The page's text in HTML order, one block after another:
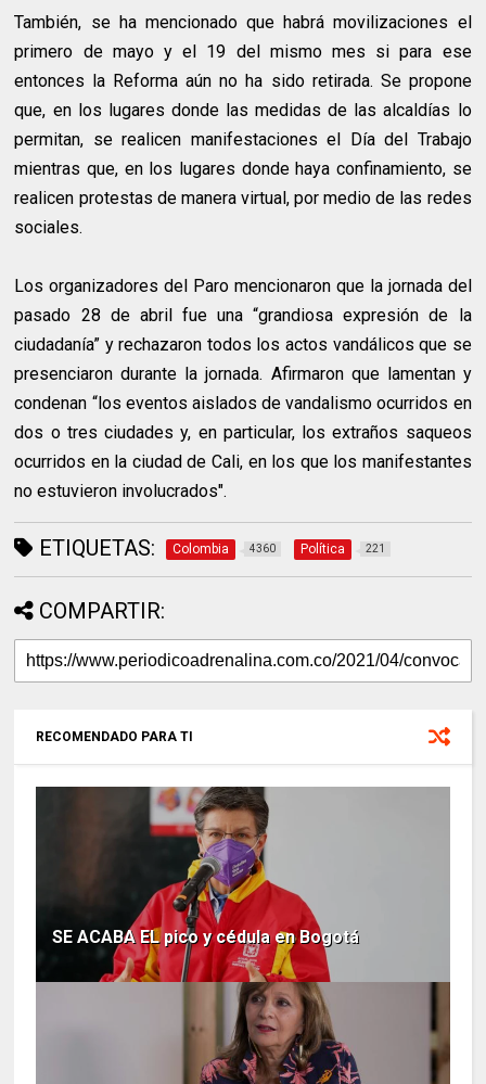
También, se ha mencionado que habrá movilizaciones el
primero de mayo y el 19 del mismo mes si para ese
entonces la Reforma aún no ha sido retirada. Se propone
que, en los lugares donde las medidas de las alcaldías lo
permitan, se realicen manifestaciones el Día del Trabajo
mientras que, en los lugares donde haya confinamiento, se
realicen protestas de manera virtual, por medio de las redes
sociales.
Los organizadores del Paro mencionaron que la jornada del
pasado 28 de abril fue una “grandiosa expresión de la
ciudadanía” y rechazaron todos los actos vandálicos que se
presenciaron durante la jornada. Afirmaron que lamentan y
condenan “los eventos aislados de vandalismo ocurridos en
dos o tres ciudades y, en particular, los extraños saqueos
ocurridos en la ciudad de Cali, en los que los manifestantes
no estuvieron involucrados".
ETIQUETAS: Colombia 4360 Política 221
COMPARTIR:
RECOMENDADO PARA TI
SE ACABA EL pico y cédula en Bogotá